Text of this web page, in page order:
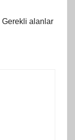
Gerekli alanlar